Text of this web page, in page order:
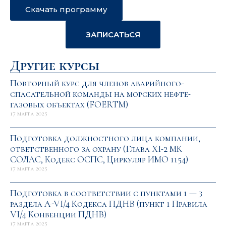
Скачать программу
ЗАПИСАТЬСЯ
Другие курсы
Повторный курс для членов аварийного-
спасательной команды на морских нефте-
газовых объектах (FOERTM)
17 марта 2025
Подготовка должностного лица компании,
ответственного за охрану (Глава XI-2 МК
СОЛАС, Кодекс ОСПС, Циркуляр ИМО 1154)
17 марта 2025
Подготовка в соответствии с пунктами 1 — 3
раздела A-VI/4 Кодекса ПДНВ (пункт 1 Правила
VI/4 Конвенции ПДНВ)
17 марта 2025